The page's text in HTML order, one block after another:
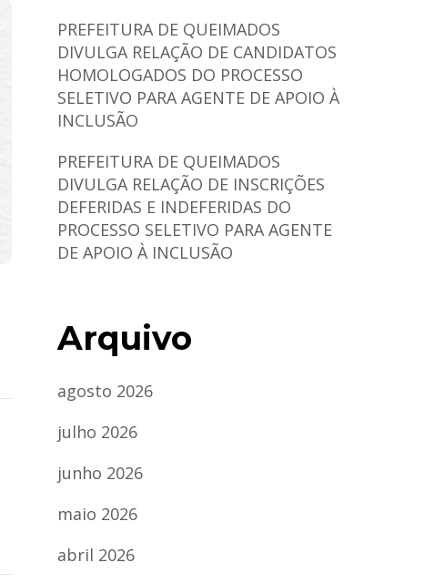
PREFEITURA DE QUEIMADOS
DIVULGA RELAÇÃO DE CANDIDATOS
HOMOLOGADOS DO PROCESSO
SELETIVO PARA AGENTE DE APOIO À
INCLUSÃO
PREFEITURA DE QUEIMADOS
DIVULGA RELAÇÃO DE INSCRIÇÕES
DEFERIDAS E INDEFERIDAS DO
PROCESSO SELETIVO PARA AGENTE
DE APOIO À INCLUSÃO
Arquivo
agosto 2026
julho 2026
junho 2026
maio 2026
abril 2026